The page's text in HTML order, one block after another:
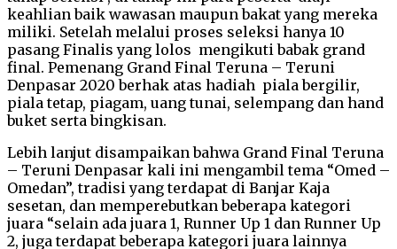
keahlian baik wawasan maupun bakat yang mereka
miliki. Setelah melalui proses seleksi hanya 10
pasang Finalis yang lolos mengikuti babak grand
final. Pemenang Grand Final Teruna – Teruni
Denpasar 2020 berhak atas hadiah piala bergilir,
piala tetap, piagam, uang tunai, selempang dan hand
buket serta bingkisan.
Lebih lanjut disampaikan bahwa Grand Final Teruna
– Teruni Denpasar kali ini mengambil tema “Omed –
Omedan”, tradisi yang terdapat di Banjar Kaja
sesetan, dan memperebutkan beberapa kategori
juara “selain ada juara 1, Runner Up 1 dan Runner Up
2, juga terdapat beberapa kategori juara lainnya